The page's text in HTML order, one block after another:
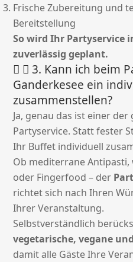
Frische Zubereitung und
Bereitstellung
So wird Ihr Partyservice
zuverlässig geplant.
3. Kann ich beim
Ganderkesee ein
zusammenstellen?
Ja, genau das ist einer
Partyservice. Statt fester
Ihr Buffet individuell
Ob mediterrane
oder Fingerfood – der
richtet sich nach Ihren
Ihrer Veranstaltung.
Selbstverständlich
vegetarische, vegane
damit alle Gäste Ihre